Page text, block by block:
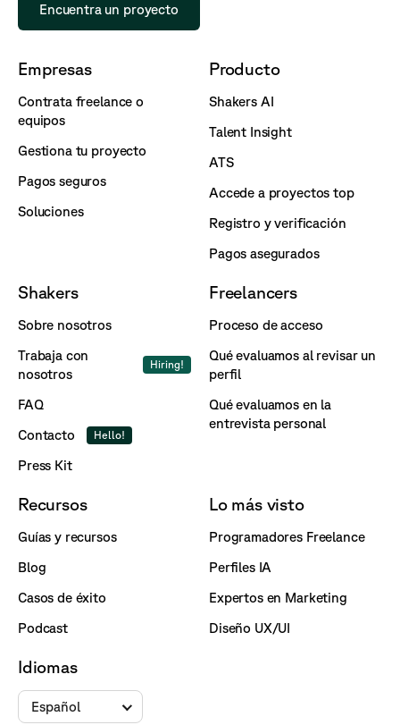
Encuentra un proyecto
Empresas
Contrata freelance o
equipos
Gestiona tu proyecto
Pagos seguros
Soluciones
Producto
Shakers AI
Talent Insight
ATS
Accede a proyectos top
Registro y verificación
Pagos asegurados
Shakers
Sobre nosotros
Trabaja con
nosotros
Hiring!
FAQ
Contacto
Hello!
Press Kit
Freelancers
Proceso de acceso
Qué evaluamos al revisar un
perfil
Qué evaluamos en la
entrevista personal
Recursos
Guías y recursos
Blog
Casos de éxito
Podcast
Lo más visto
Programadores Freelance
Perfiles IA
Expertos en Marketing
Diseño UX/UI
Idiomas
Español